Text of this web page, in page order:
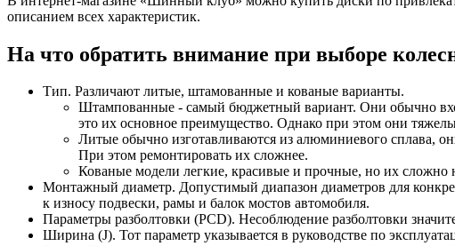
описанием всех характеристик.
На что обратить внимание при выборе
Тип. Различают литые, штамованные и кованые варианты.
Штампованные - самый бюджетный вариант. Они обычно
это их основное преимущество. Однако при этом они
Литые обычно изготавливаются из алюминиевого сплава,
При этом ремонтировать их сложнее.
Кованые модели легкие, красивые и прочные, но их сложно
Монтажный диаметр. Допустимый диапазон диаметров для
к износу подвески, рамы и балок мостов автомобиля.
Параметры разболтовки (PCD). Несоблюдение разболтовки
Ширина (J). Тот параметр указывается в руководстве по